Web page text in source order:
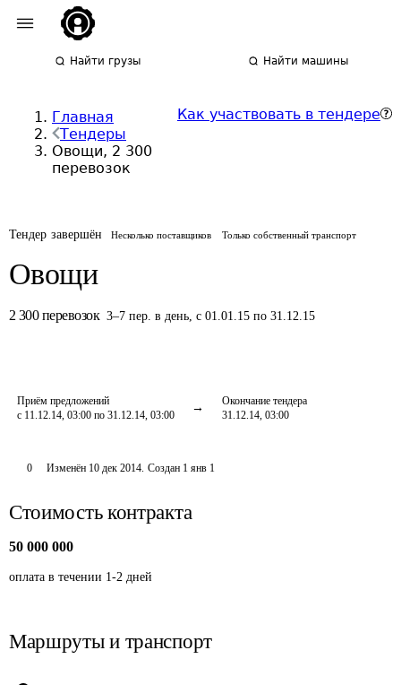
Найти грузы Найти машины
Главная
Тендеры
Овощи, 2 300
перевозок
Как участвовать в тендере
Тендер завершён Несколько поставщиков Только собственный транспорт
Овощи
2 300 перевозок 3–7 пер. в день,с 01.01.15 по 31.12.15
Приём предложений
с 11.12.14, 03:00 по 31.12.14, 03:00
Окончание тендера
31.12.14, 03:00
0 Изменён 10 дек 2014. Создан 1 янв 1
Стоимость контракта
50 000 000
оплата в течении 1-2 дней
Маршруты и транспорт